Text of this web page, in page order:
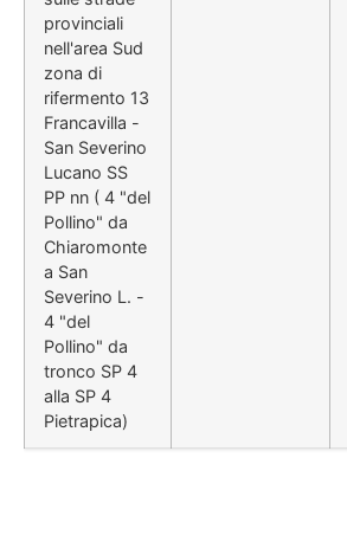
provinciali
nell'area Sud
zona di
rifermento 13
Francavilla -
San Severino
Lucano SS
PP nn ( 4 "del
Pollino" da
Chiaromonte
a San
Severino L. -
4 "del
Pollino" da
tronco SP 4
alla SP 4
Pietrapica)